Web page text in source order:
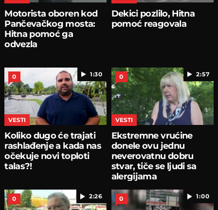
Motorista oboren kod
Pančevačkog mosta:
Hitna pomoć ga
odvezla
Dekici pozlilo, Hitna
pomoć reagovala
1:30
0
VESTI
Koliko dugo će trajati
rashlađenje a kada nas
očekuje novi toploti
talas?!
2:57
0
VESTI
Ekstremne vrućine
donele ovu jednu
neverovatnu dobru
stvar, tiče se ljudi sa
alergijama
2:26
0 1:00
0